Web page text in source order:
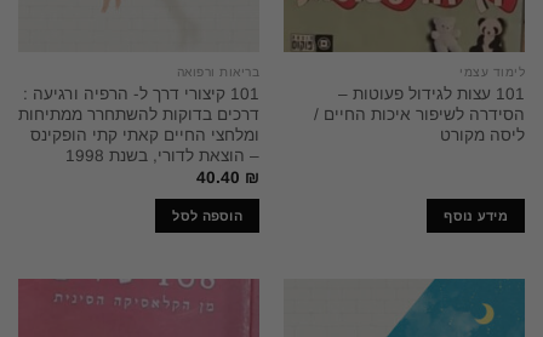
לימוד עצמי
101 עצות לגידול פעוטות –
הסידרה לשיפור איכות החיים /
ליסה מקורט
מידע נוסף
בריאות ורפואה
101 קיצורי דרך ל- הרפיה ורגיעה :
דרכים בדוקות להשתחרר ממתיחות
ומלחצי החיים קאתי קתי הופקינס
– הוצאת לדורי, בשנת 1998
40.40 ₪
הוספה לסל